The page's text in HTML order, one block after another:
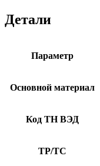
Детали
Параметр
Основной материал
Код ТН ВЭД
ТР/ТС